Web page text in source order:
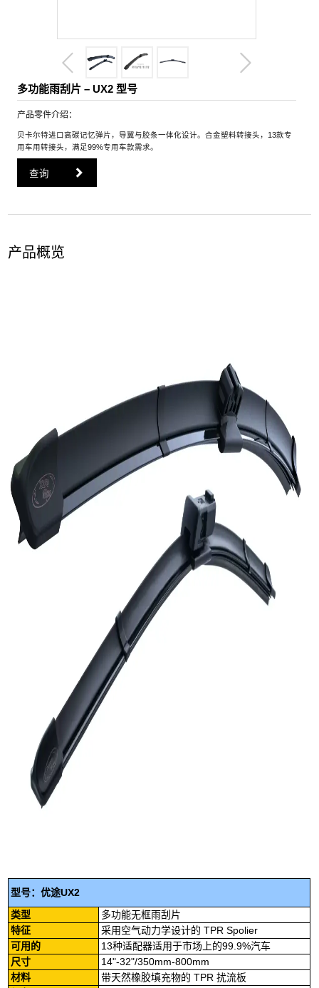
多功能雨刮片 – UX2 型号
产品零件介绍：
贝卡尔特进口高碳记忆弹片，导翼与胶条一体化设计。合金塑料转接头，13款专
用车用转接头，满足99%专用车款需求。
查询
产品概览
型号：优途UX2
类型
多功能无框雨刮片
特征
采用空气动力学设计的 TPR Spolier
可用的
13种适配器适用于市场上的99.9%汽车
尺寸
14"-32"/350mm-800mm
材料
带天然橡胶填充物的 TPR 扰流板